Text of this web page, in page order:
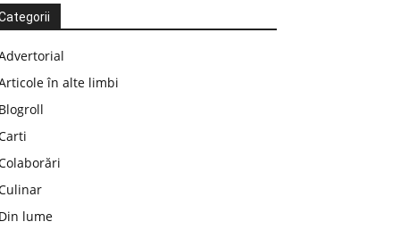
în alte limbi
lume